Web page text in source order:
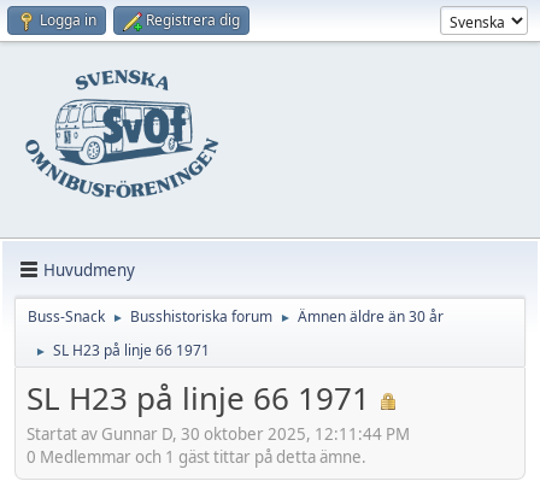
Logga in Registrera dig
Huvudmeny
Buss-Snack ► Busshistoriska forum ► Ämnen äldre än 30 år
► SL H23 på linje 66 1971
SL H23 på linje 66 1971
Startat av Gunnar D, 30 oktober 2025, 12:11:44 PM
0 Medlemmar och 1 gäst tittar på detta ämne.